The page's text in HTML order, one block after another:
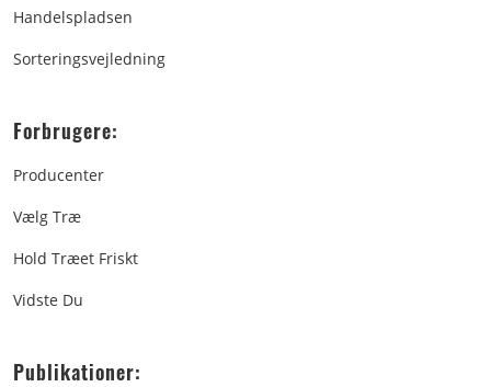
Handelspladsen
Sorteringsvejledning
Forbrugere:
Producenter
Vælg Træ
Hold Træet Friskt
Vidste Du
Publikationer: